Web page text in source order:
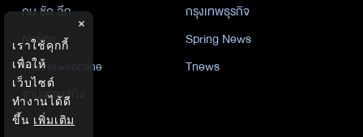
คม ชัด ลึก
กรุงเทพธุรกิจ
Nation
Spring News
Thainewsonline
Tnews
ฐานเศรษฐกิจ
×
เราใช้คุกกี้
เพื่อให้
เว็บไซต์
ทำงานได้ดี
ขึ้น เพิ่มเติม